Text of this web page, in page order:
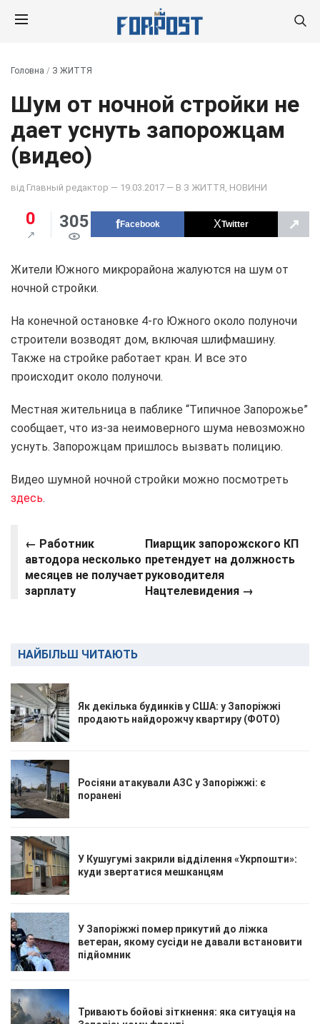
Головна / З ЖИТТЯ
Шум от ночной стройки не
дает уснуть запорожцам
(видео)
від Главный редактор — 19.03.2017 — В З ЖИТТЯ НОВИНИ
0 305 Facebook Twitter ↗
Жители Южного микрорайона жалуются на шум от
ночной стройки.
На конечной остановке 4-го Южного около полуночи
строители возводят дом, включая шлифмашину.
Также на стройке работает кран. И все это
происходит около полуночи.
Местная жительница в паблике “Типичное Запорожье”
сообщает, что из-за неимоверного шума невозможно
уснуть. Запорожцам пришлось вызвать полицию.
Видео шумной ночной стройки можно посмотреть
здесь.
← Работник
автодора несколько
месяцев не получает
зарплату
Пиарщик запорожского КП
претендует на должность
руководителя
Нацтелевидения →
НАЙБІЛЬШ ЧИТАЮТЬ
Як декілька будинків у США: у Запоріжжі
продають найдорожчу квартиру (ФОТО)
Росіяни атакували АЗС у Запоріжжі: є
поранені
У Кушугумі закрили відділення «Укрпошти»:
куди звертатися мешканцям
У Запоріжжі помер прикутий до ліжка
ветеран, якому сусіди не давали встановити
підйомник
Тривають бойові зіткнення: яка ситуація на